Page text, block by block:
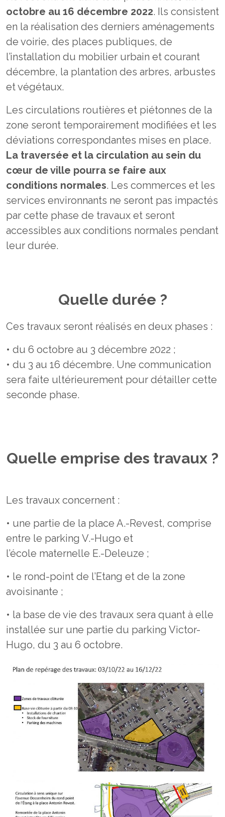
octobre au 16 décembre 2022. Ils consistent
en la réalisation des derniers aménagements
de voirie, des places publiques, de
l’installation du mobilier urbain et courant
décembre, la plantation des arbres, arbustes
et végétaux.
Les circulations routières et piétonnes de la
zone seront temporairement modifiées et les
déviations correspondantes mises en place.
La traversée et la circulation au sein du
cœur de ville pourra se faire aux
conditions normales. Les commerces et les
services environnants ne seront pas impactés
par cette phase de travaux et seront
accessibles aux conditions normales pendant
leur durée.
Quelle durée ?
Ces travaux seront réalisés en deux phases :
• du 6 octobre au 3 décembre 2022 ;
• du 3 au 16 décembre. Une communication
sera faite ultérieurement pour détailler cette
seconde phase.
Quelle emprise des travaux ?
Les travaux concernent :
• une partie de la place A.-Revest, comprise
entre le parking V.-Hugo et
l’école maternelle E.-Deleuze ;
• le rond-point de l’Etang et de la zone
avoisinante ;
• la base de vie des travaux sera quant à elle
installée sur une partie du parking Victor-
Hugo, du 3 au 6 octobre.